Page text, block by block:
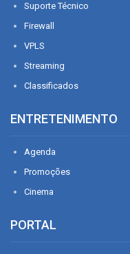
Suporte Técnico
Firewall
VPLS
Streaming
Classificados
ENTRETENIMENTO
Agenda
Promoções
Cinema
PORTAL